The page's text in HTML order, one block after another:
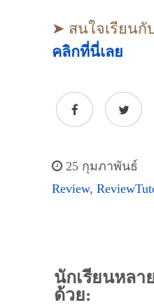
➤ สนใจเรียนกั
คลิกที่นี่เลย
25 กุมภาพันธ์
Review,
นักเรียนหล
ด้วย: